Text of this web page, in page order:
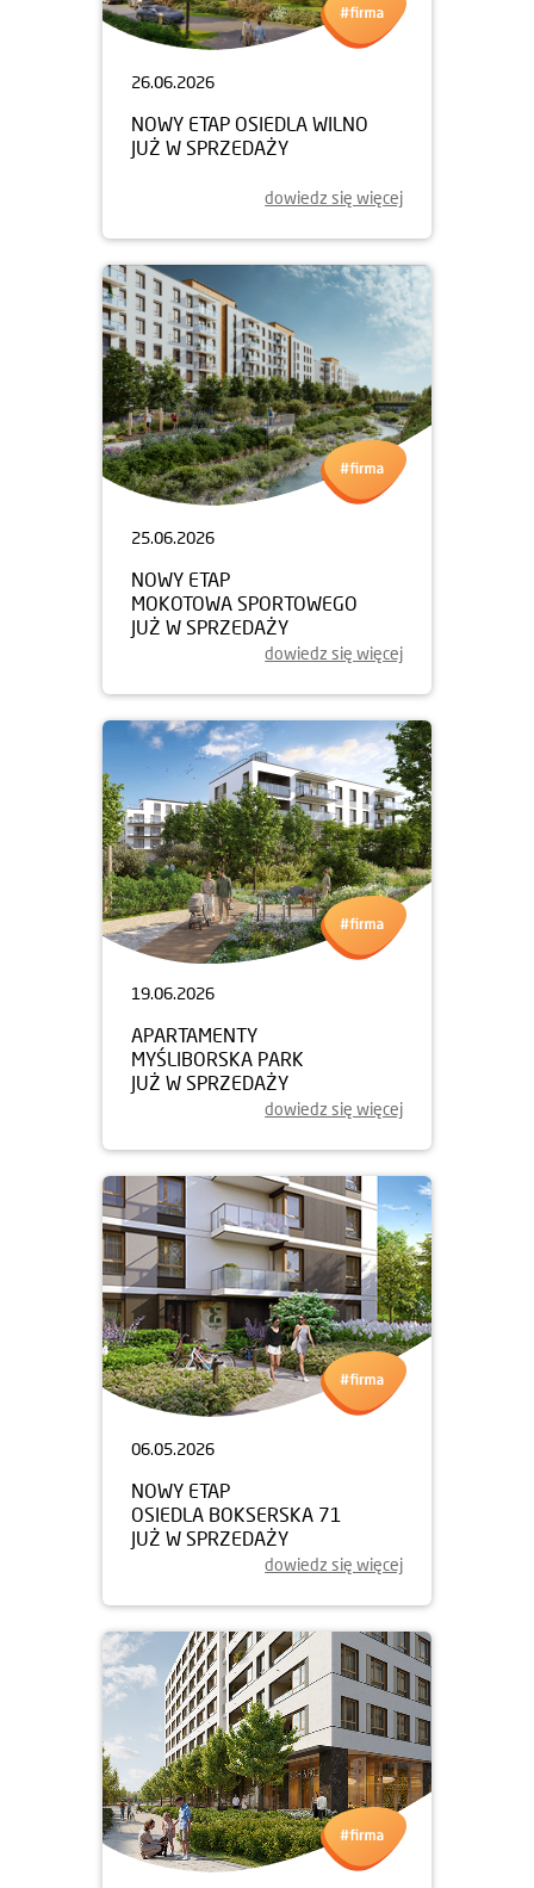
26.06.2026
NOWY ETAP OSIEDLA WILNO
JUŻ W SPRZEDAŻY
dowiedz się więcej
25.06.2026
NOWY ETAP
MOKOTOWA SPORTOWEGO
JUŻ W SPRZEDAŻY
dowiedz się więcej
19.06.2026
APARTAMENTY
MYŚLIBORSKA PARK
JUŻ W SPRZEDAŻY
dowiedz się więcej
06.05.2026
NOWY ETAP
OSIEDLA BOKSERSKA 71
JUŻ W SPRZEDAŻY
dowiedz się więcej